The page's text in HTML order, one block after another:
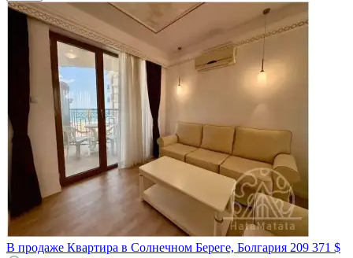
В продаже Квартира в Солнечном Береге, Болгария 209 371 $